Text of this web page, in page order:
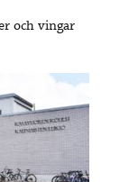
och vingar